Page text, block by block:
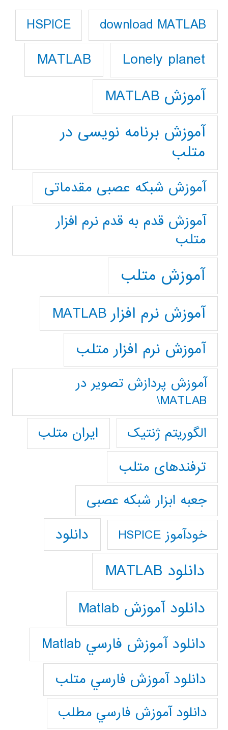
download MATLAB
HSPICE
Lonely planet
MATLAB
آموزش MATLAB
آموزش برنامه نویسی در
متلب
آموزش شبکه عصبی مقدماتی
آموزش قدم به قدم نرم افزار
متلب
آموزش متلب
آموزش نرم افزار MATLAB
آموزش نرم افزار متلب
آموزش پردازش تصوير در
MATLAB\
الگوریتم ژنتیک
ایران متلب
ترفندهای متلب
جعبه ابزار شبکه عصبی
خودآموز HSPICE دانلود
دانلود MATLAB
دانلود آموزش Matlab
دانلود آموزش فارسي Matlab
دانلود آموزش فارسي متلب
دانلود آموزش فارسي مطلب